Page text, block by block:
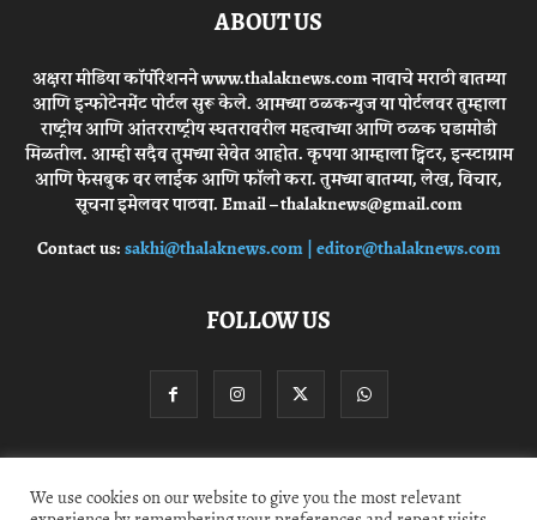
ABOUT US
अक्षरा मीडिया कॉर्पोरेशनने www.thalaknews.com नावाचे मराठी बातम्या
आणि इन्फोटेनमेंट पोर्टल सुरू केले. आमच्या ठळकन्युज या पोर्टलवर तुम्हाला
राष्ट्रीय आणि आंतरराष्ट्रीय स्घतरावरील महत्वाच्या आणि ठळक घडामोडी
मिळतील. आम्ही सदैव तुमच्या सेवेत आहोत. कृपया आम्हाला ट्विटर, इन्स्टाग्राम
आणि फेसबुक वर लाईक आणि फॉलो करा. तुमच्या बातम्या, लेख, विचार,
सूचना इमेलवर पाठवा. Email – thalaknews@gmail.com
Contact us:sakhi@thalaknews.com | editor@thalaknews.com
FOLLOW US
Privacy Policy Contact Us
We use cookies on our website to give you the most relevant